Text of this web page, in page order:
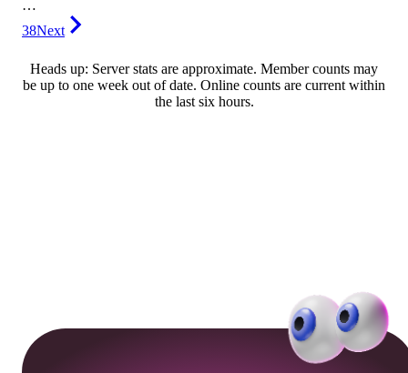
…
38Next
Heads up: Server stats are approximate. Member counts may
be up to one week out of date. Online counts are current within
the last six hours.